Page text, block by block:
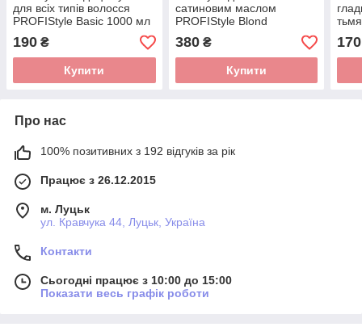
для всіх типів волосся
PROFIStyle Basic 1000 мл
190 ₴
Купити
сатиновим маслом
PROFIStyle Blond
380₴
Купити
170
Про нас
100% позитивних з 192 відгуків за рік
Працює з 26.12.2015
м. Луцьк
ул. Кравчука 44, Луцьк, Україна
Контакти
Сьогодні працює з 10:00 до 15:00
Показати весь графік роботи